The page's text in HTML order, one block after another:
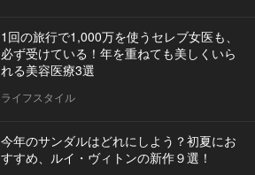
1回の旅行で1,000万を使うセレブ女医も、
必ず受けている！年を重ねても美しくいら
れる美容医療3選
ライフスタイル
今年のサンダルはどれにしよう？初夏にお
すすめ、ルイ・ヴィトンの新作９選！